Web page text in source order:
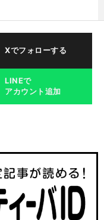
Xでフォローする
LINEで
アカウント追加